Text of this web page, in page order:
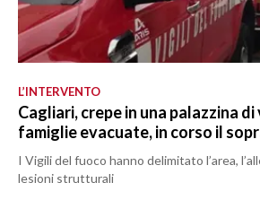
L’INTERVENTO
Cagliari, crepe in una palazzina
famiglie evacuate, in corso il
I Vigili del fuoco hanno delimitato l’area,
lesioni strutturali